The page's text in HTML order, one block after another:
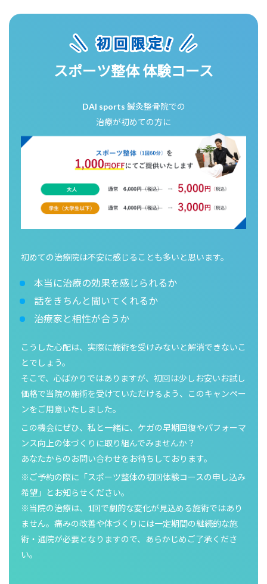
スポーツ整体 体験コース
DAI sports 鍼灸整骨院での
治療が初めての方に
初めての治療院は不安に感じることも多いと思います。
本当に治療の効果を感じられるか
話をきちんと聞いてくれるか
治療家と相性が合うか
こうした心配は、実際に施術を受けみないと解消できないこ
とでしょう。
そこで、心ばかりではありますが、初回は少しお安いお試し
価格で当院の施術を受けていただけるよう、このキャンペー
ンをご用意いたしました。
この機会にぜひ、私と一緒に、ケガの早期回復やパフォーマ
ンス向上の体づくりに取り組んでみませんか？
あなたからのお問い合わせをお待ちしております。
※ご予約の際に「スポーツ整体の初回体験コースの申し込み
希望」とお知らせください。
※当院の治療は、1回で劇的な変化が見込める施術ではあり
ません。痛みの改善や体づくりには一定期間の継続的な施
術・通院が必要となりますので、あらかじめご了承くださ
い。